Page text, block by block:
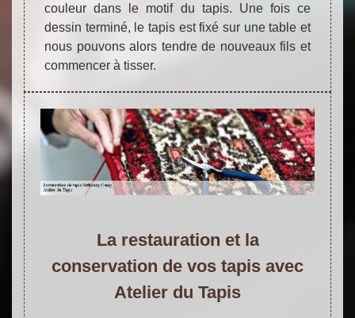
couleur dans le motif du tapis. Une fois ce
dessin terminé, le tapis est fixé sur une table et
nous pouvons alors tendre de nouveaux fils et
commencer à tisser.
La restauration et la
conservation de vos tapis avec
Atelier du Tapis